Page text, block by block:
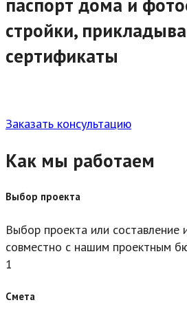
стройки,
сертификаты
Заказать консультацию
Как мы работаем
Выбор проекта
Выбор проекта или составление
совместно с нашим проектным
1
Смета